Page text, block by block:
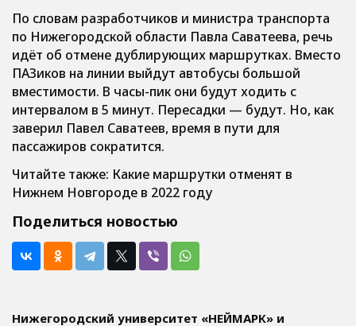
По словам разработчиков и министра транспорта
по Нижегородской области Павла Саватеева, речь
идёт об отмене дублирующих маршрутках. Вместо
ПАЗиков на линии выйдут автобусы большой
вместимости. В часы-пик они будут ходить с
интервалом в 5 минут. Пересадки — будут. Но, как
заверил Павел Саватеев, время в пути для
пассажиров сократится.
Читайте также: Какие маршрутки отменят в
Нижнем Новгороде в 2022 году
Поделиться новостью
Нижегородский университет «НЕЙМАРК» и